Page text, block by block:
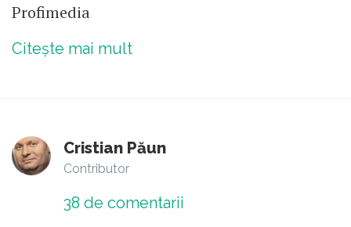
Profimedia
Citește mai mult
Cristian Păun
Contributor
38 de comentarii